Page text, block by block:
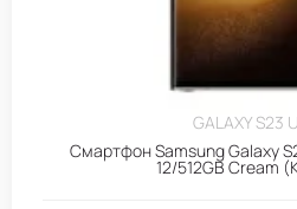
GALAXY S23
Смартфон Samsung Galaxy
12/512GB Cream